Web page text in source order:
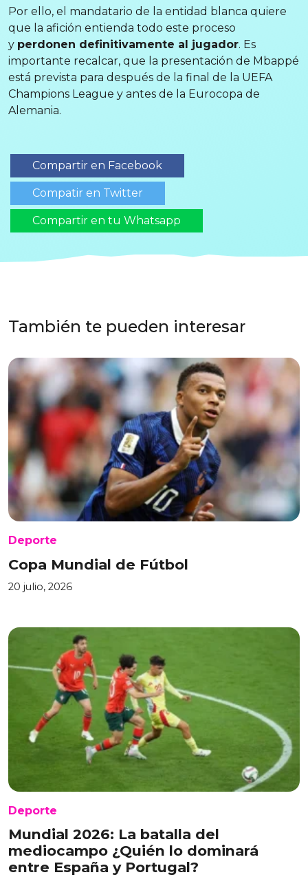
Por ello, el mandatario de la entidad blanca quiere
que la afición entienda todo este proceso
y perdonen definitivamente al jugador. Es
importante recalcar, que la presentación de Mbappé
está prevista para después de la final de la UEFA
Champions League y antes de la Eurocopa de
Alemania.
Compartir en Facebook
Compatir en Twitter
Compartir en tu Whatsapp
También te pueden interesar
Deporte
Copa Mundial de Fútbol
20 julio, 2026
Deporte
Mundial 2026: La batalla del
mediocampo ¿Quién lo dominará
entre España y Portugal?